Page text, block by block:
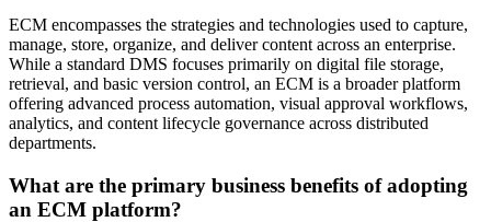
ECM encompasses the strategies and technologies used to capture,
manage, store, organize, and deliver content across an enterprise.
While a standard DMS focuses primarily on digital file storage,
retrieval, and basic version control, an ECM is a broader platform
offering advanced process automation, visual approval workflows,
analytics, and content lifecycle governance across distributed
departments.
What are the primary business benefits of adopting
an ECM platform?